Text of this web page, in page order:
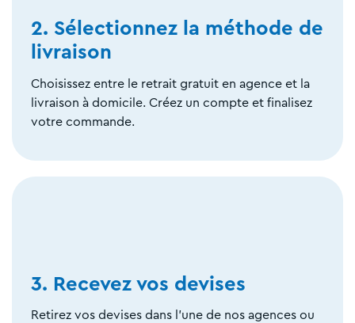
2. Sélectionnez la méthode de
livraison
Choisissez entre le retrait gratuit en agence et la
livraison à domicile. Créez un compte et finalisez
votre commande.
3. Recevez vos devises
Retirez vos devises dans l'une de nos agences ou